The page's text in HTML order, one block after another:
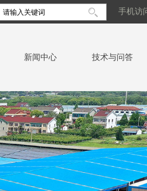
手机访
新闻中心 技术与问答